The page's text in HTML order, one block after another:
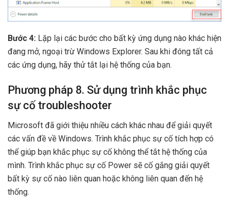
Bước 4: Lặp lại các bước cho bất kỳ ứng dụng nào khác hiện
đang mở, ngoại trừ Windows Explorer. Sau khi đóng tất cả
các ứng dụng, hãy thử tắt lại hệ thống của bạn.
Phương pháp 8. Sử dụng trình khắc phục
sự cố troubleshooter
Microsoft đã giới thiệu nhiều cách khác nhau để giải quyết
các vấn đề về Windows. Trình khắc phục sự cố tích hợp có
thể giúp bạn khắc phục sự cố không thể tắt hệ thống của
mình. Trình khắc phục sự cố Power sẽ cố gắng giải quyết
bất kỳ sự cố nào liên quan hoặc không liên quan đến hệ
thống.